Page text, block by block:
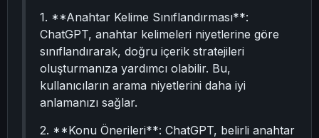
1. **Anahtar Kelime Sınıflandırması**:
ChatGPT, anahtar kelimeleri niyetlerine göre
sınıflandırarak, doğru içerik stratejileri
oluşturmanıza yardımcı olabilir. Bu,
kullanıcıların arama niyetlerini daha iyi
anlamanızı sağlar.
2. **Konu Önerileri**: ChatGPT, belirli anahtar